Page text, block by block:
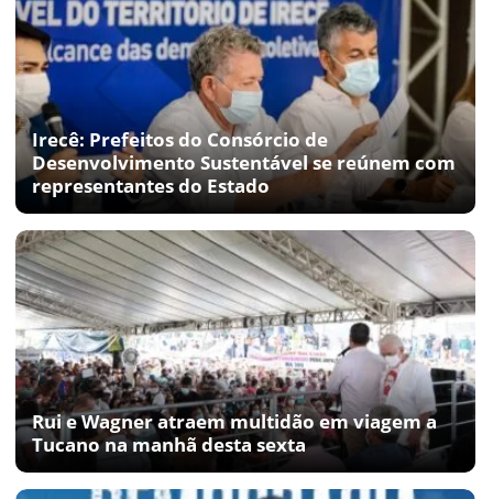
Irecê: Prefeitos do Consórcio de
Desenvolvimento Sustentável se reúnem com
representantes do Estado
Rui e Wagner atraem multidão em viagem a
Tucano na manhã desta sexta